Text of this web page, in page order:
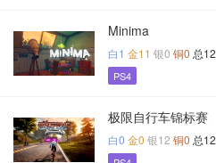
Minima
白1 金11 银0 铜0 总12
PS4
极限自行车锦标赛
白0 金0 银12 铜0 总12